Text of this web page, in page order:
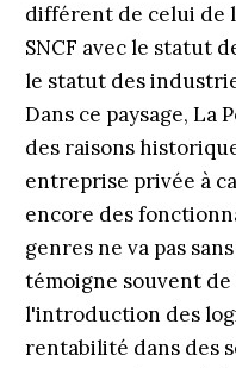
différent de celui de
SNCF avec le statut
le statut des
Dans ce paysage, La
des raisons
entreprise privée à
encore des
genres ne va pas
témoigne souvent
l'introduction des
rentabilité dans des